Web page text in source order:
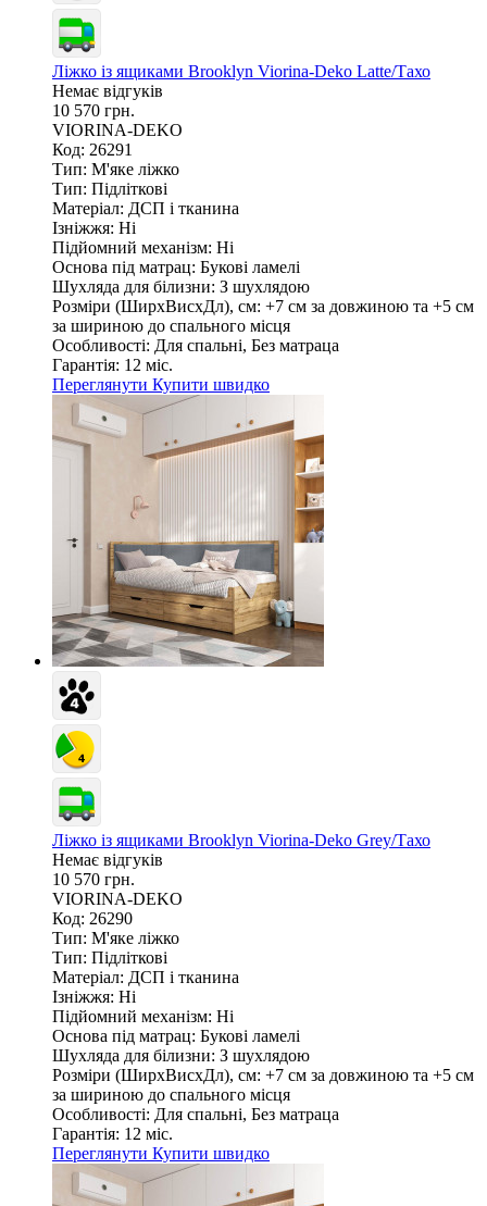
Ліжко із ящиками Brooklyn Viorina-Deko Latte/Тахо
Немає відгуків
10 570 грн.
VIORINA-DEKO
Код: 26291
Тип: М'яке ліжко
Тип: Підліткові
Матеріал: ДСП і тканина
Ізніжжя: Ні
Підйомний механізм: Ні
Основа під матрац: Букові ламелі
Шухляда для білизни: З шухлядою
Розміри (ШирxВисxДл), см: +7 см за довжиною та +5 см
за шириною до спального місця
Особливості: Для спальні, Без матраца
Гарантія: 12 міс.
Переглянути Купити швидко
Ліжко із ящиками Brooklyn Viorina-Deko Grey/Тахо
Немає відгуків
10 570 грн.
VIORINA-DEKO
Код: 26290
Тип: М'яке ліжко
Тип: Підліткові
Матеріал: ДСП і тканина
Ізніжжя: Ні
Підйомний механізм: Ні
Основа під матрац: Букові ламелі
Шухляда для білизни: З шухлядою
Розміри (ШирxВисxДл), см: +7 см за довжиною та +5 см
за шириною до спального місця
Особливості: Для спальні, Без матраца
Гарантія: 12 міс.
Переглянути Купити швидко